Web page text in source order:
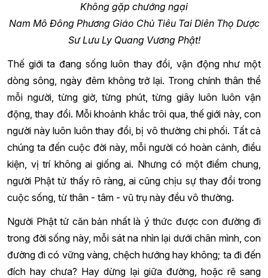
Không gặp chướng ngại
Nam Mô Đông Phương Giáo Chủ Tiêu Tai Diên Thọ Dược
Sư Lưu Ly Quang Vương Phật!
Thế giới ta đang sống luôn thay đổi, vận động như một
dòng sông, ngày đêm không trở lại. Trong chính thân thể
mỗi người, từng giờ, từng phút, từng giây luôn luôn vận
động, thay đổi. Mỗi khoảnh khắc trôi qua, thế giới này, con
người này luôn luôn thay đổi, bị vô thường chi phối. Tất cả
chúng ta đến cuộc đời này, mỗi người có hoàn cảnh, điều
kiện, vị trí không ai giống ai. Nhưng có một điểm chung,
người Phật tử thấy rõ ràng, ai cũng chịu sự thay đổi trong
cuộc sống, từ thân - tâm - vũ trụ này đều vô thường.
Người Phật tử căn bản nhất là ý thức được con đường đi
trong đời sống này, mỗi sát na nhìn lại dưới chân mình, con
đường đi có vững vàng, chệch hướng hay không; ta đi đến
đích hay chưa? Hay dừng lại giữa đường, hoặc rẽ sang